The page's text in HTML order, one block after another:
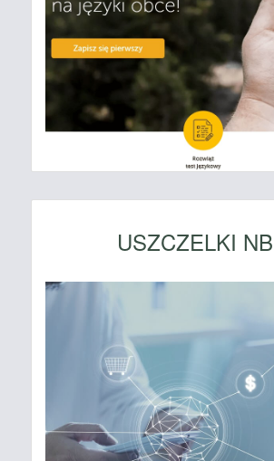
USZCZELKI